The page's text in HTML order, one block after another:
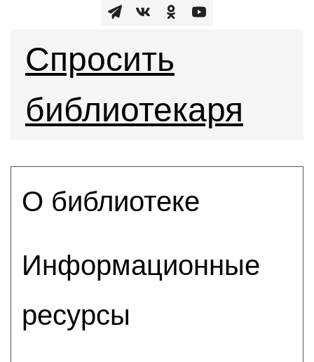
Спросить
библиотекаря
О библиотеке
Информационные
ресурсы